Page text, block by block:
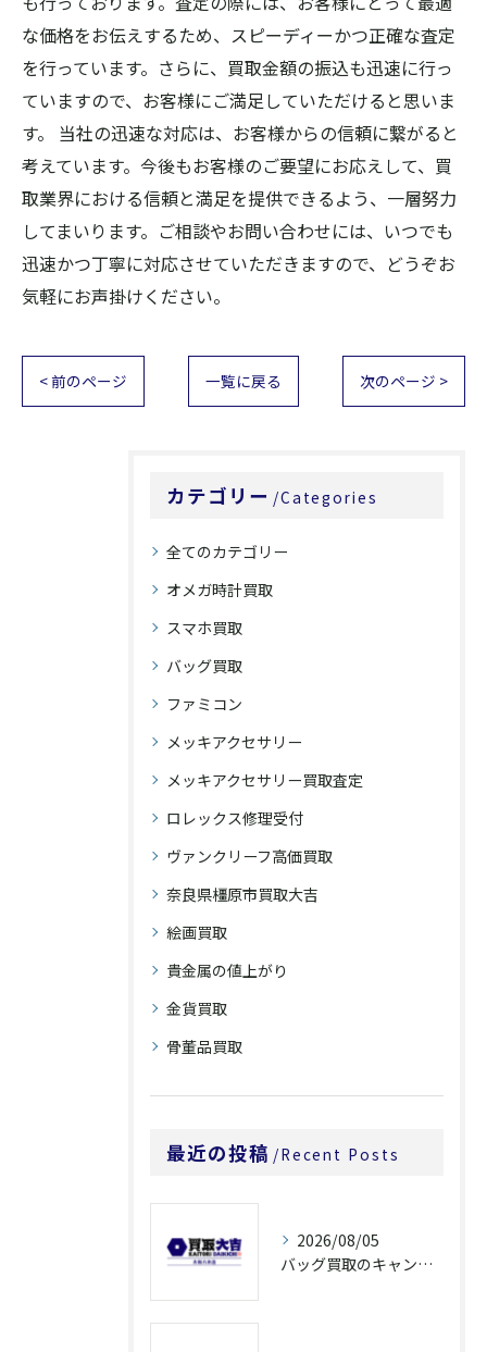
な価格をお伝えするため、スピーディーかつ正確な査定
を行っています。さらに、買取金額の振込も迅速に行っ
ていますので、お客様にご満足していただけると思いま
す。 当社の迅速な対応は、お客様からの信頼に繋がると
考えています。今後もお客様のご要望にお応えして、買
取業界における信頼と満足を提供できるよう、一層努力
してまいります。ご相談やお問い合わせには、いつでも
迅速かつ丁寧に対応させていただきますので、どうぞお
気軽にお声掛けください。
< 前のページ 一覧に戻る 次のページ >
カテゴリー Categories
全てのカテゴリー
オメガ時計買取
スマホ買取
バッグ買取
ファミコン
メッキアクセサリー
メッキアクセサリー買取査定
ロレックス修理受付
ヴァンクリーフ高価買取
奈良県橿原市買取大吉
絵画買取
貴金属の値上がり
金貨買取
骨董品買取
最近の投稿 Recent Posts
2026/08/05
バッグ買取のキャンペーンで奈良県橿原市でお得に売るための条件と注意点徹底ガイド